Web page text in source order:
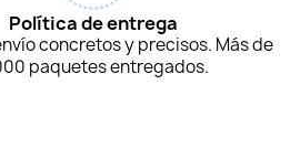
Política de entrega
concretos y precisos. Más de
paquetes entregados.